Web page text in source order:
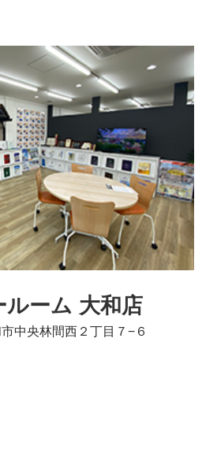
ルーム 大和店
中央林間西２丁目７−６